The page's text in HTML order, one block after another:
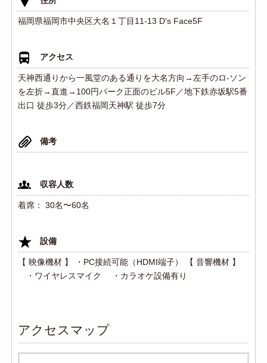
福岡県福岡市中央区大名１丁目11-13 D's Face5F
アクセス
天神西通りから一風堂のある通りを大名方向→左手のロ-ソン
を左折→直進→100円パーク正面のビル5F／地下鉄赤坂駅5番
出口 徒歩3分／西鉄福岡天神駅 徒歩7分
備考
収容人数
着席： 30名〜60名
設備
【 映像機材 】 ・PC接続可能（HDMI端子） 【 音響機材 】
・ワイヤレスマイク ・カラオケ設備有り
アクセスマップ